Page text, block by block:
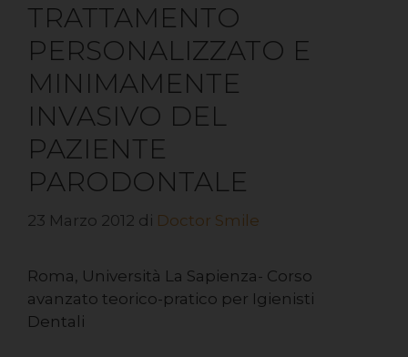
TRATTAMENTO
PERSONALIZZATO E
MINIMAMENTE
INVASIVO DEL
PAZIENTE
PARODONTALE
23 Marzo 2012 di Doctor Smile
Roma, Università La Sapienza- Corso
avanzato teorico-pratico per Igienisti
Dentali